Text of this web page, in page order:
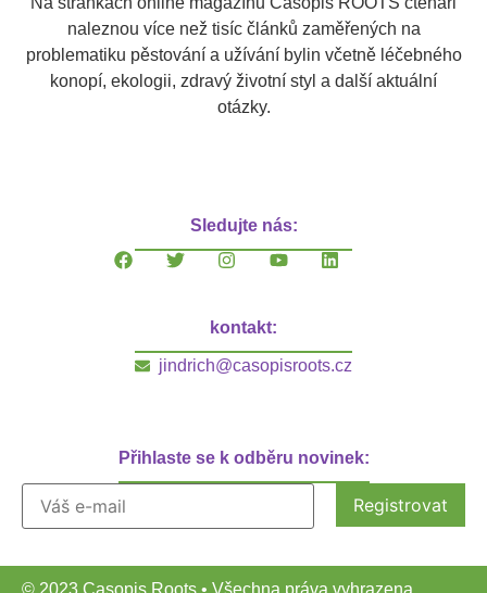
naleznou více než tisíc článků zaměřených na
problematiku pěstování a užívání bylin včetně léčebného
konopí, ekologii, zdravý životní styl a další aktuální
otázky.
Sledujte nás:
kontakt:
jindrich@casopisroots.cz
Přihlaste se k odběru novinek: